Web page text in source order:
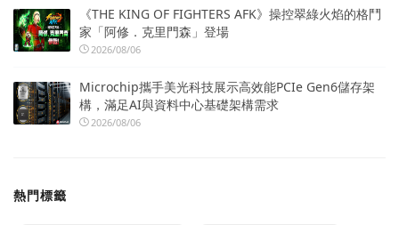
《THE KING OF FIGHTERS AFK》操控翠綠火焰的格鬥
家「阿修．克里門森」登場
2026/08/06
Microchip攜手美光科技展示高效能PCIe Gen6儲存架
構，滿足AI與資料中心基礎架構需求
2026/08/06
熱門標籤